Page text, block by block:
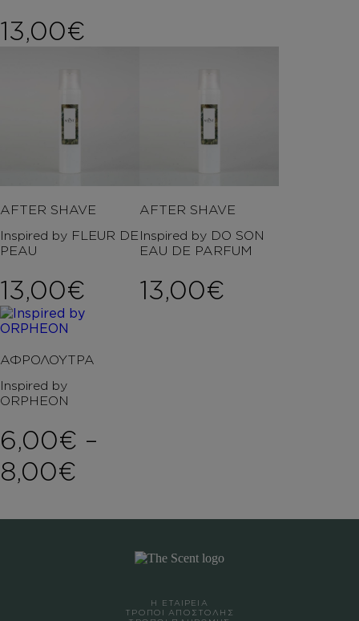
13,00€
AFTER SHAVE
Inspired by FLEUR DE
PEAU
13,00€
AFTER SHAVE
Inspired by DO SON
EAU DE PARFUM
13,00€
ΑΦΡΟΛΟΥΤΡΑ
Inspired by
ORPHEON
6,00€ –
8,00€
Η ΕΤΑΙΡΕΙΑ
ΤΡΟΠΟΙ ΑΠΟΣΤΟΛΗΣ